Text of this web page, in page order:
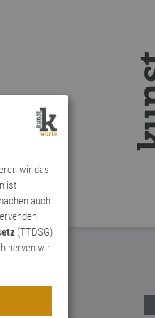
wir das
ist
auch
(TTDSG)
nerven wir